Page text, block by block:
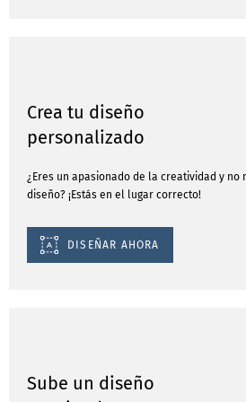
Crea tu diseño
personalizado
¿Eres un apasionado de la creatividad y
diseño? ¡Estás en el lugar correcto!
DISEÑAR AHORA
Sube un diseño